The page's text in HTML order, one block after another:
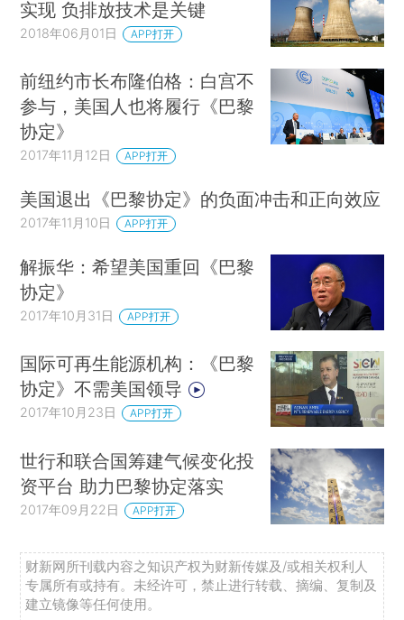
实现 负排放技术是关键
2018年06月01日 APP打开
前纽约市长布隆伯格：白宫不
参与，美国人也将履行《巴黎
协定》
2017年11月12日 APP打开
美国退出《巴黎协定》的负面冲击和正向效应
2017年11月10日 APP打开
解振华：希望美国重回《巴黎
协定》
2017年10月31日 APP打开
国际可再生能源机构：《巴黎
协定》不需美国领导
2017年10月23日 APP打开
世行和联合国筹建气候变化投
资平台 助力巴黎协定落实
2017年09月22日 APP打开
财新网所刊载内容之知识产权为财新传媒及/或相关权利人
专属所有或持有。未经许可，禁止进行转载、摘编、复制及
建立镜像等任何使用。